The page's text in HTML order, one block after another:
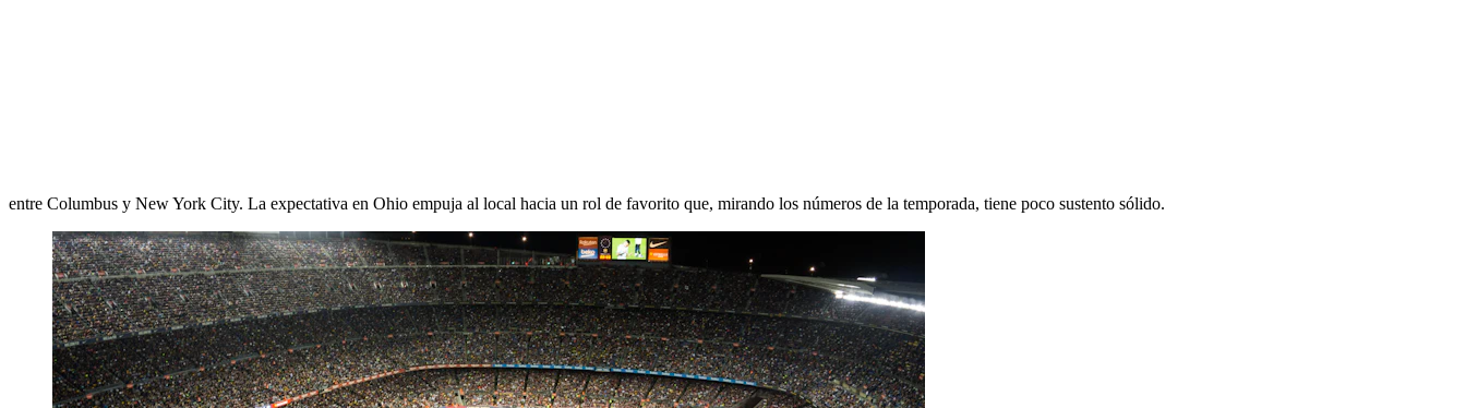
entre Columbus y New York City. La expectativa en Ohio empuja al local hacia un rol de favorito que, mirando los números de la temporada, tiene poco sustento sólido.